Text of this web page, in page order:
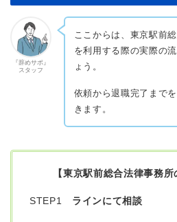
『辞めサポ』
スタッフ
ここからは、東京駅前
を利用する際の実際の
ょう。
依頼から退職完了まで
きます。
【東京駅前総合法律事務所
STEP1 ラインにて相談